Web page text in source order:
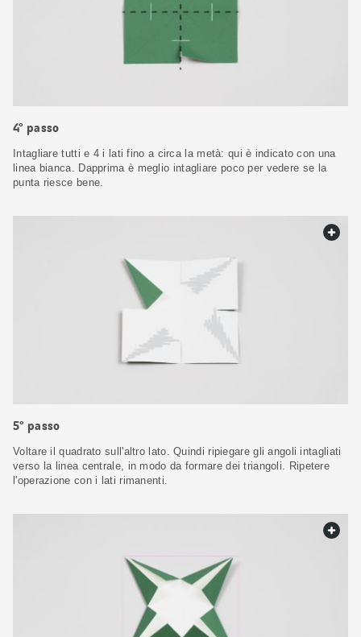
4° passo
Intagliare tutti e 4 i lati fino a circa la metà: qui è indicato con una
linea bianca. Dapprima è meglio intagliare poco per vedere se la
punta riesce bene.
5° passo
Voltare il quadrato sull'altro lato. Quindi ripiegare gli angoli intagliati
verso la linea centrale, in modo da formare dei triangoli. Ripetere
l'operazione con i lati rimanenti.